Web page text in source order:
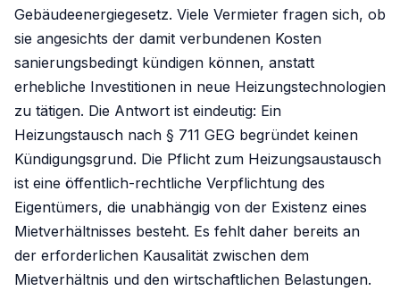
Gebäudeenergiegesetz. Viele Vermieter fragen sich, ob
sie angesichts der damit verbundenen Kosten
sanierungsbedingt kündigen können, anstatt
erhebliche Investitionen in neue Heizungstechnologien
zu tätigen. Die Antwort ist eindeutig: Ein
Heizungstausch nach § 711 GEG begründet keinen
Kündigungsgrund. Die Pflicht zum Heizungsaustausch
ist eine öffentlich-rechtliche Verpflichtung des
Eigentümers, die unabhängig von der Existenz eines
Mietverhältnisses besteht. Es fehlt daher bereits an
der erforderlichen Kausalität zwischen dem
Mietverhältnis und den wirtschaftlichen Belastungen.